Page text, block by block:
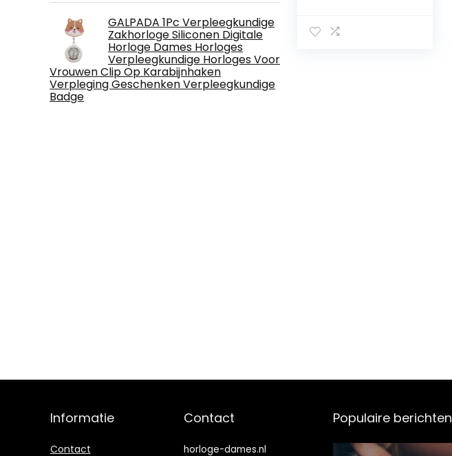
GALPADA 1Pc Verpleegkundige
Zakhorloge Siliconen Digitale
Horloge Dames Horloges
Verpleegkundige Horloges Voor
Vrouwen Clip Op Karabijnhaken
Verpleging Geschenken Verpleegkundige
Badge
Informatie
Contact
Contact
horloge-dames.nl
Populaire berichten